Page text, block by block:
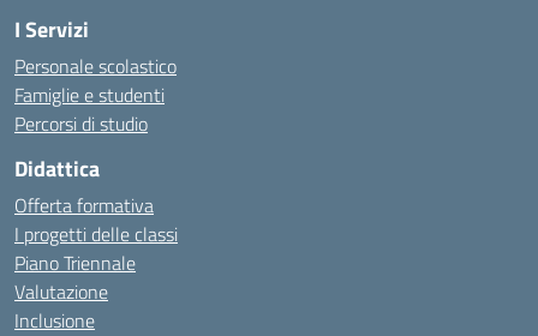
I Servizi
Personale scolastico
Famiglie e studenti
Percorsi di studio
Didattica
Offerta formativa
I progetti delle classi
Piano Triennale
Valutazione
Inclusione